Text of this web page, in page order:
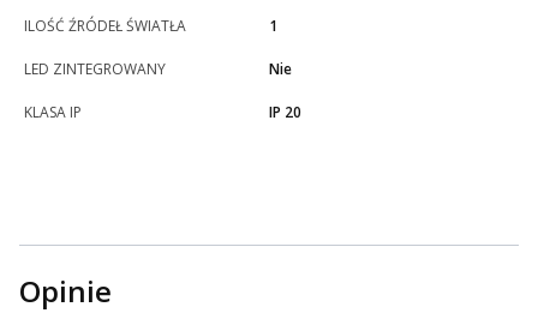
ILOŚĆ ŹRÓDEŁ ŚWIATŁA 1
LED ZINTEGROWANY Nie
KLASA IP IP 20
Opinie